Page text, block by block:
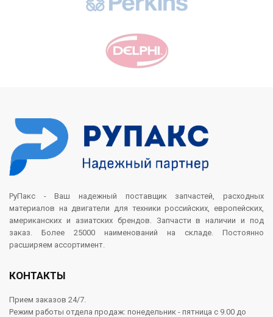
РуПакс - Ваш надежный поставщик запчастей, расходных
материалов на двигатели для техники российских, европейских,
американских и азиатских брендов. Запчасти в наличии и под
заказ. Более 25000 наименований на складе. Постоянно
расширяем ассортимент.
КОНТАКТЫ
Прием заказов 24/7.
Режим работы отдела продаж: понедельник - пятница с 9.00 до